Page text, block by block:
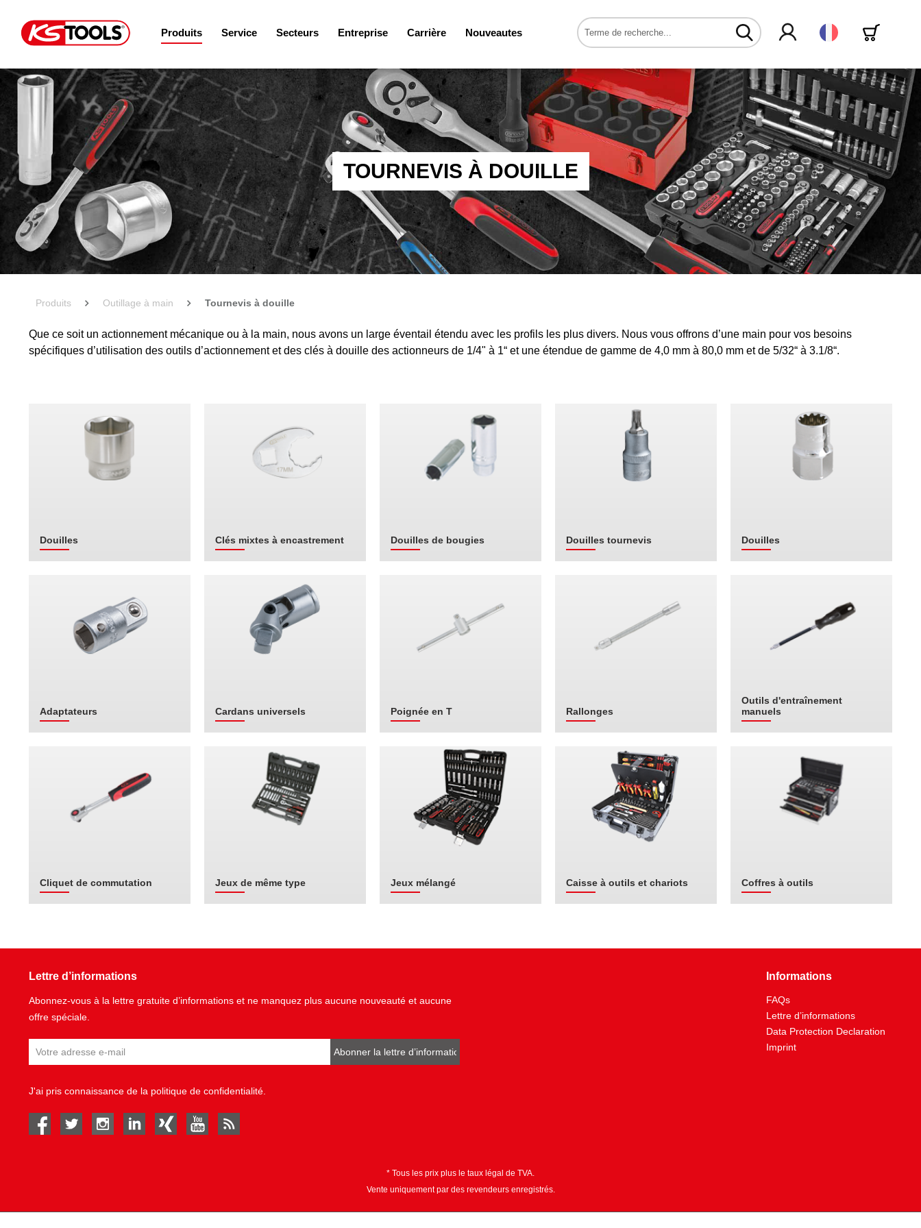
Produits Service Secteurs Entreprise Carrière Nouveautes Français
TOURNEVIS À DOUILLE
Produits Outillage à main Tournevis à douille
Que ce soit un actionnement mécanique ou à la main, nous avons un large éventail étendu avec les profils les plus divers. Nous vous offrons d’une main pour vos besoins
spécifiques d’utilisation des outils d’actionnement et des clés à douille des actionneurs de 1/4" à 1“ et une étendue de gamme de 4,0 mm à 80,0 mm et de 5/32“ à 3.1/8“.
Douilles Clés mixtes à encastrement Douilles de bougies Douilles tournevis Douilles
Adaptateurs Cardans universels Poignée en T Rallonges
Outils d'entraînement
manuels
Cliquet de commutation Jeux de même type Jeux mélangé Caisse à outils et chariots Coffres à outils
Lettre d’informations
Abonnez-vous à la lettre gratuite d’informations et ne manquez plus aucune nouveauté et aucune
offre spéciale.
Abonner la lettre d’informations
J'ai pris connaissance de la politique de confidentialité
facebook twitter instagramlinked in Xing youtube
Informations
FAQs
Lettre d’informations
Data Protection Declaration
Imprint
* Tous les prix plus le taux légal de TVA.
Vente uniquement par des revendeurs enregistrés.